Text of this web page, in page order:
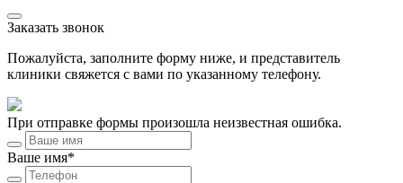
Заказать звонок
Пожалуйста, заполните форму ниже, и представитель
клиники свяжется с вами по указанному телефону.
При отправке формы произошла неизвестная ошибка.
Ваше имя*